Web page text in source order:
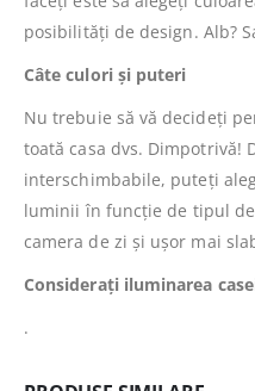
posibilități de design. Alb?
Câte culori și puteri
Nu trebuie să vă decideți
toată casa dvs. Dimpotrivă!
interschimbabile, puteți
luminii în funcție de tipul
camera de zi și ușor mai
Considerați iluminarea
.